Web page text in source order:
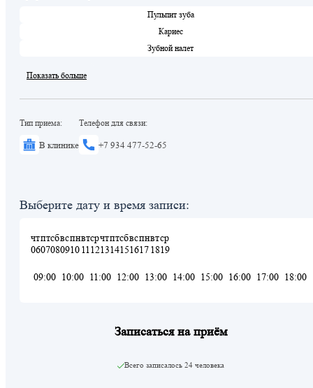
Пульпит зуба
Кариес
Зубной налет
Показать больше
Тип приема:
В клинике
Телефон для связи:
+7 934 477-52-65
Выберите дату и время записи:
чт
06
пт
07
сб
08
вс
09
пн
10
вт
11
ср
12
чт
13
пт
14
сб
15
вс
16
пн
17
вт
18
ср
19
09:00 10:00 11:00 12:00 13:00 14:00 15:00 16:00 17:00 18:00
Записаться на приём
Всего записалось 24 человека